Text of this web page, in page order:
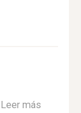
Leer más